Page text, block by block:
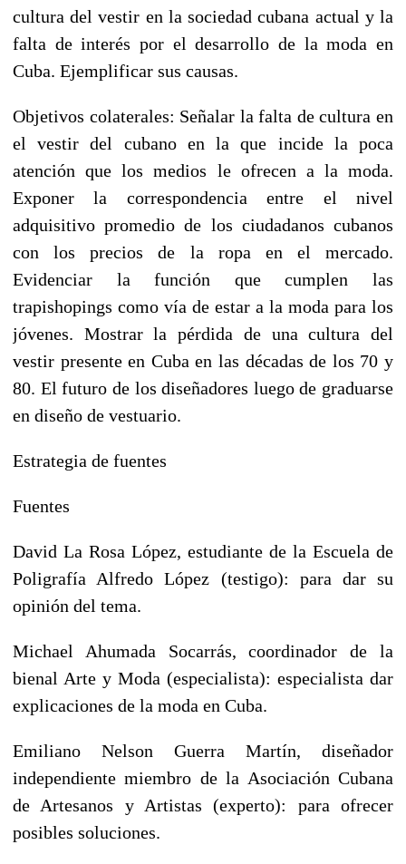
cultura del vestir en la sociedad cubana actual y la
falta de interés por el desarrollo de la moda en
Cuba. Ejemplificar sus causas.
Objetivos colaterales: Señalar la falta de cultura en
el vestir del cubano en la que incide la poca
atención que los medios le ofrecen a la moda.
Exponer la correspondencia entre el nivel
adquisitivo promedio de los ciudadanos cubanos
con los precios de la ropa en el mercado.
Evidenciar la función que cumplen las
trapishopings como vía de estar a la moda para los
jóvenes. Mostrar la pérdida de una cultura del
vestir presente en Cuba en las décadas de los 70 y
80. El futuro de los diseñadores luego de graduarse
en diseño de vestuario.
Estrategia de fuentes
Fuentes
David La Rosa López, estudiante de la Escuela de
Poligrafía Alfredo López (testigo): para dar su
opinión del tema.
Michael Ahumada Socarrás, coordinador de la
bienal Arte y Moda (especialista): especialista dar
explicaciones de la moda en Cuba.
Emiliano Nelson Guerra Martín, diseñador
independiente miembro de la Asociación Cubana
de Artesanos y Artistas (experto): para ofrecer
posibles soluciones.